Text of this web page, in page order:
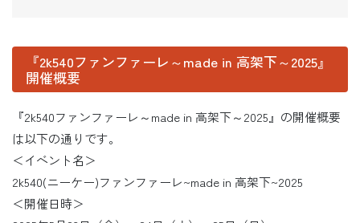
『2k540ファンファーレ～made in 高架下～2025』
開催概要
『2k540ファンファーレ～made in 高架下～2025』の開催概要
は以下の通りです。
＜イベント名＞
2k540(ニーケー)ファンファーレ~made in 高架下~2025
＜開催日時＞